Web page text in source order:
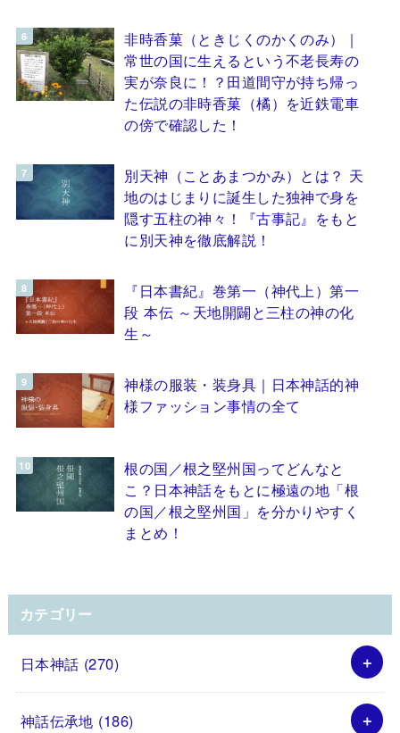
非時香菓（ときじくのかくのみ）｜
常世の国に生えるという不老長寿の
実が奈良に！？田道間守が持ち帰っ
た伝説の非時香菓（橘）を近鉄電車
の傍で確認した！
別天神（ことあまつかみ）とは？ 天
地のはじまりに誕生した独神で身を
隠す五柱の神々！『古事記』をもと
に別天神を徹底解説！
『日本書紀』巻第一（神代上）第一
段 本伝 ～天地開闢と三柱の神の化
生～
神様の服装・装身具｜日本神話的神
様ファッション事情の全て
根の国／根之堅州国ってどんなと
こ？日本神話をもとに極遠の地「根
の国／根之堅州国」を分かりやすく
まとめ！
カテゴリー
日本神話 (270)
神話伝承地 (186)